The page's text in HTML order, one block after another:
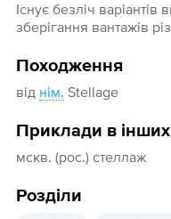
Існує безліч
зберігання вантажів
Походження
від нім. Stellage
Приклади в
мскв. (рос.) стеллаж
Розділи